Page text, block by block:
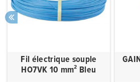
Fil électrique souple
HO7VK 10 mm² Bleu